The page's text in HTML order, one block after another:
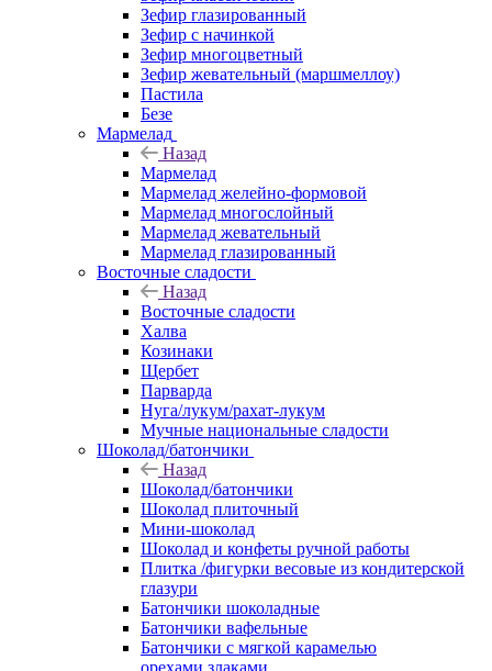
Зефир глазированный
Зефир с начинкой
Зефир многоцветный
Зефир жевательный (маршмеллоу)
Пастила
Безе
Мармелад
Назад
Мармелад
Мармелад желейно-формовой
Мармелад многослойный
Мармелад жевательный
Мармелад глазированный
Восточные сладости
Назад
Восточные сладости
Халва
Козинаки
Щербет
Парварда
Нуга/лукум/рахат-лукум
Мучные национальные сладости
Шоколад/батончики
Назад
Шоколад/батончики
Шоколад плиточный
Мини-шоколад
Шоколад и конфеты ручной работы
Плитка /фигурки весовые из кондитерской
глазури
Батончики шоколадные
Батончики вафельные
Батончики с мягкой карамелью
орехами,злаками